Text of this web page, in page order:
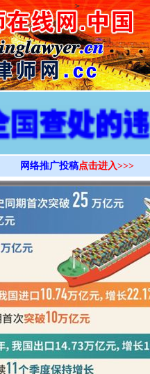
>
网络推广投稿点击进入>>>